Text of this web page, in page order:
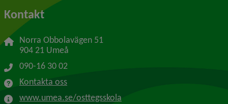
Kontakt
Norra Obbolavägen 51
904 21 Umeå
090-16 30 02
Kontakta oss
www.umea.se/osttegsskola